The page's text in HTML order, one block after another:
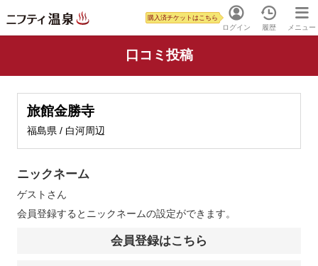
ログイン
購入済チケットはこちら
履歴 メニュー
口コミ投稿
旅館金勝寺
福島県 / 白河周辺
ニックネーム
ゲスト さん
会員登録するとニックネームの設定ができます。
会員登録はこちら